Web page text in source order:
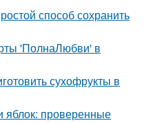
способ сохранить
'ПолнаЛюбви' в
сухофрукты в
проверенные